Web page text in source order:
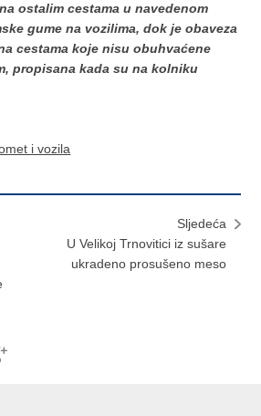
ostalim cestama u navedenom
gume na vozilima, dok je obaveza
cestama koje nisu obuhvaćene
propisana kada su na kolniku
i vozila
Sljedeća
U Velikoj Trnovitici iz sušare
ukradeno prosušeno meso